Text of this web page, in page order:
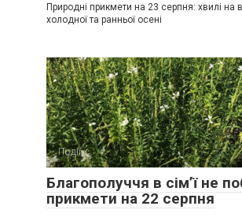
Природні прикмети на 23 серпня: хвилі на
холодної та ранньої осені
Події
Благополуччя в сім’ї не
прикмети на 22 серпня